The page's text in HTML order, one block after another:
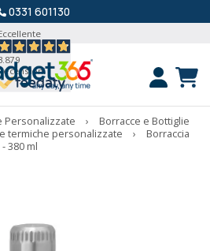
0331 601130
Personalizzate ›
Borracce e Bottiglie
termiche personalizzate ›
Borraccia
380 ml